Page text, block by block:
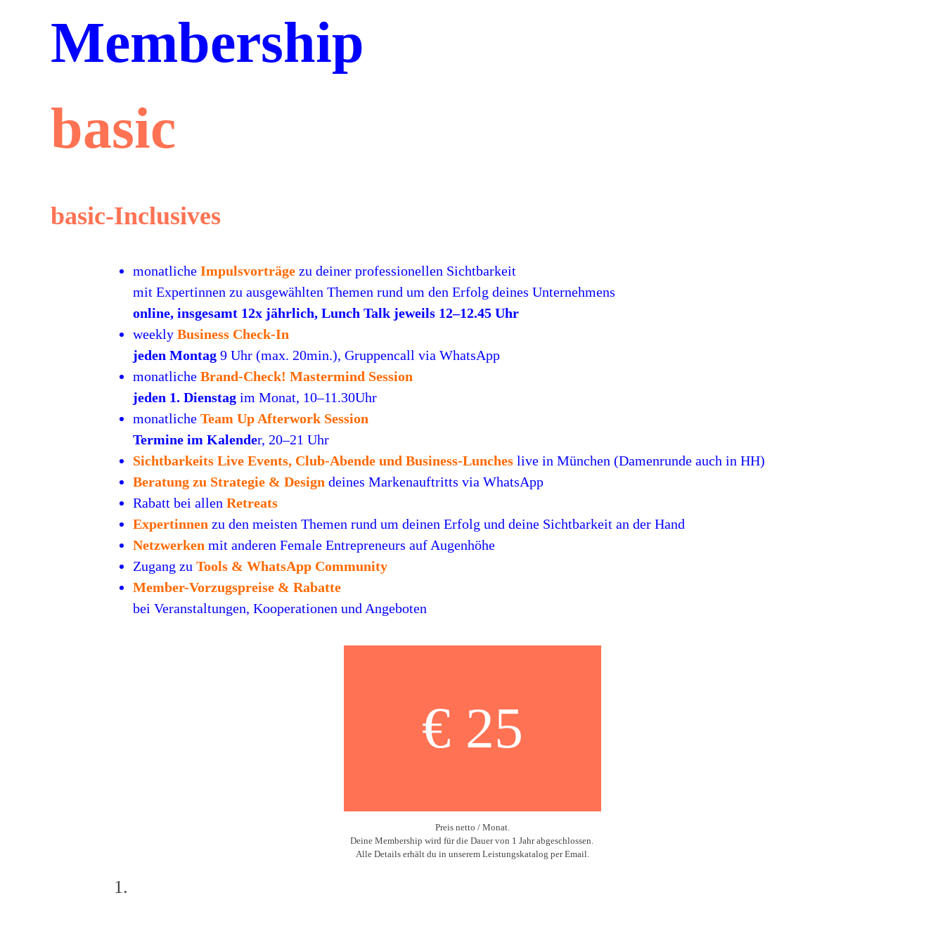
contentMembership
basic
basic-Inclusives
monatliche Impulsvorträge zu deiner professionellen Sichtbarkeit
mit Expertinnen zu ausgewählten Themen rund um den Erfolg deines Unternehmens
online, insgesamt 12x jährlich, Lunch Talk jeweils 12–12.45 Uhr
weekly Business Check-In
jeden Montag9 Uhr (max. 20min.), Gruppencall via WhatsApp
monatliche Brand-Check! Mastermind Session
jeden 1. Dienstagim Monat, 10–11.30Uhr
monatliche Team Up Afterwork Session
Termine im Kalender, 20–21 Uhr
Sichtbarkeits Live Events, Club-Abende und Business-Luncheslive in München (Damenrunde auch in HH)
Beratung zu Strategie & Design deines Markenauftritts via WhatsApp
Rabatt bei allen Retreats
Expertinnen zu den meisten Themen rund um deinen Erfolg und deine Sichtbarkeit an der Hand
Netzwerken mit anderen Female Entrepreneurs auf Augenhöhe
Zugang zu Tools & WhatsApp Community
Member-Vorzugspreise & Rabatte
bei Veranstaltungen, Kooperationen und Angeboten
€ 25
Preis netto / Monat.
Deine Membership wird für die Dauer von 1 Jahr abgeschlossen.
Alle Details erhält du in unserem Leistungskatalog per Email.